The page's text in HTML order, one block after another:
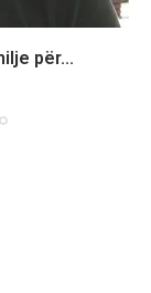
për...